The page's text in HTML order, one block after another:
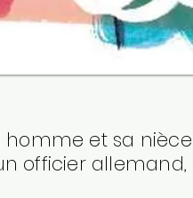
homme et sa
officier